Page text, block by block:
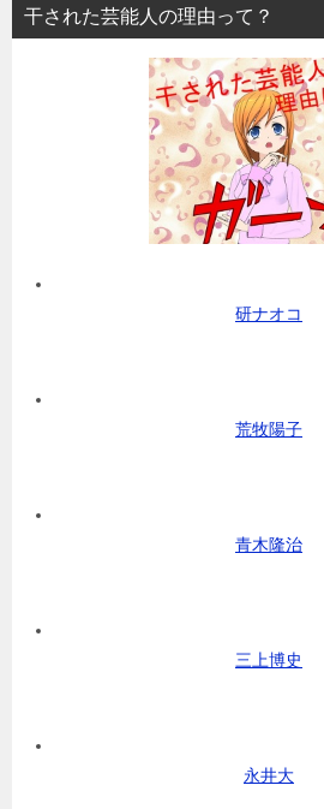
干された芸能人の理由って？
研ナオコ
荒牧陽子
青木隆治
三上博史
永井大